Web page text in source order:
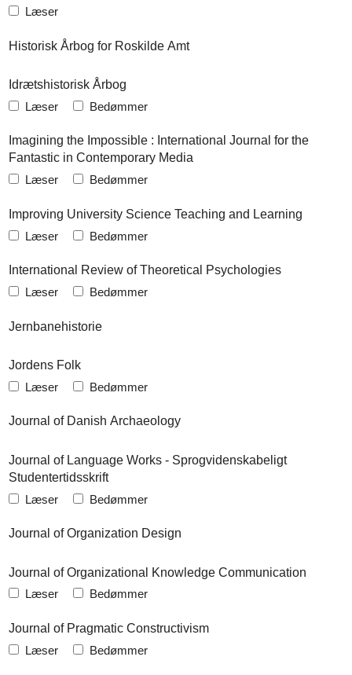
Læser
Historisk Årbog for Roskilde Amt
Idrætshistorisk Årbog
Læser Bedømmer
Imagining the Impossible : International Journal for the
Fantastic in Contemporary Media
Læser Bedømmer
Improving University Science Teaching and Learning
Læser Bedømmer
International Review of Theoretical Psychologies
Læser Bedømmer
Jernbanehistorie
Jordens Folk
Læser Bedømmer
Journal of Danish Archaeology
Journal of Language Works - Sprogvidenskabeligt
Studentertidsskrift
Læser Bedømmer
Journal of Organization Design
Journal of Organizational Knowledge Communication
Læser Bedømmer
Journal of Pragmatic Constructivism
Læser Bedømmer